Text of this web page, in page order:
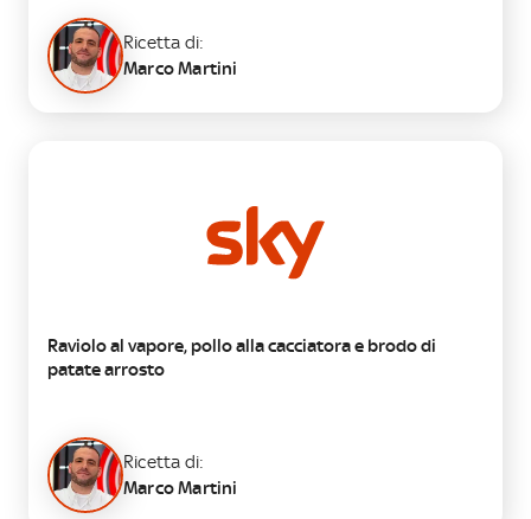
Ricetta di:
Marco Martini
Raviolo al vapore, pollo alla cacciatora e brodo di
patate arrosto
Ricetta di:
Marco Martini